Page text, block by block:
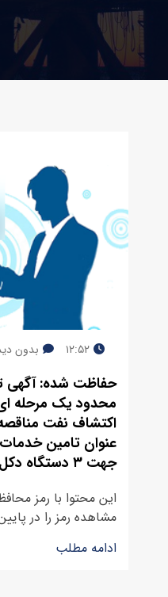
۱۲:۵۲ بدون
حفاظت شده: آگهی
محدود یک مرحله
عنوان تامین
جهت ۳ دستگاه دکل حفاری
این محتوا با رمز
مشاهده رمز را در
ادامه مطلب